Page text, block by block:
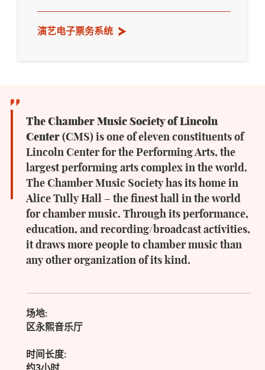
演艺电子票务系统
The Chamber Music Society of Lincoln
Center (CMS) is one of eleven constituents of
Lincoln Center for the Performing Arts, the
largest performing arts complex in the world.
The Chamber Music Society has its home in
Alice Tully Hall – the finest hall in the world
for chamber music. Through its performance,
education, and recording/broadcast activities,
it draws more people to chamber music than
any other organization of its kind.
场地:
区永熙音乐厅
时间长度: